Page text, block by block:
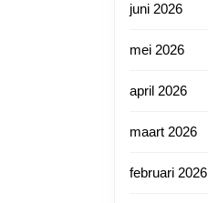
juni 2026
mei 2026
april 2026
maart 2026
februari 2026